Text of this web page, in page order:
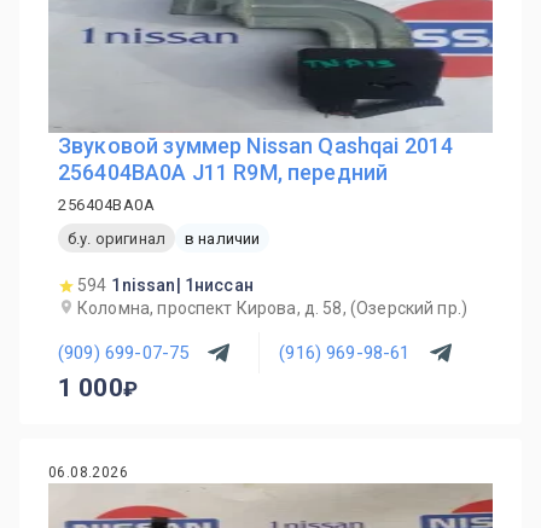
Звуковой зуммер Nissan Qashqai 2014
256404BA0A J11 R9M, передний
256404BA0A
б.у. оригинал
в наличии
594 1nissan| 1ниссан
Коломна, проспект Кирова, д. 58, (Озерский пр.)
(909) 699-07-75 (916) 969-98-61
1 000
06.08.2026